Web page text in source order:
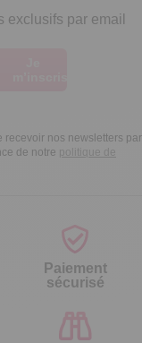
exclusifs par email
recevoir nos newsletters par
de notre politique de
Paiement
sécurisé